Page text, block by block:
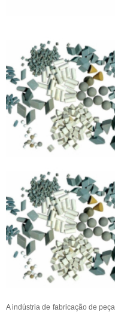
A indústria de fabricação de